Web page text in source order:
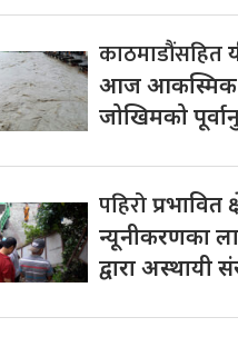
काठमाडौंसहित
आज आकस्मिक
जोखिमको
पहिरोप्रभावित
न्यूनीकरणका
द्वारा अस्थायी